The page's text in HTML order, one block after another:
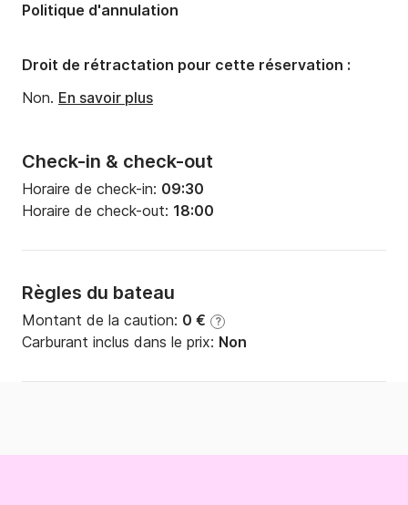
Check-in & check-out
Horaire de check-in: 09:30
Horaire de check-out: 18:00
Règles du bateau
Montant de la caution: 0 € ?
Carburant inclus dans le prix: Non
Politique d'annulation
Droit de rétractation pour cette réservation :
Non. En savoir plus